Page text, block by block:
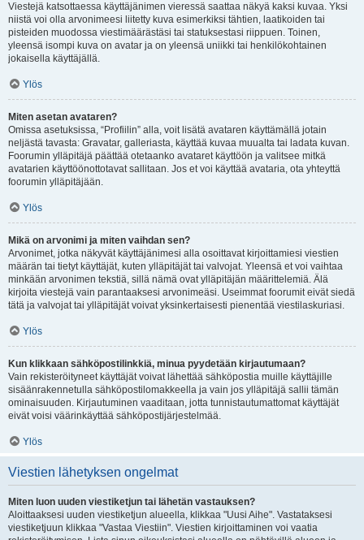
Viestejä katsottaessa käyttäjänimen vieressä saattaa näkyä kaksi kuvaa. Yksi
niistä voi olla arvonimeesi liitetty kuva esimerkiksi tähtien, laatikoiden tai
pisteiden muodossa viestimäärästäsi tai statuksestasi riippuen. Toinen,
yleensä isompi kuva on avatar ja on yleensä uniikki tai henkilökohtainen
jokaisella käyttäjällä.
Ylös
Miten asetan avataren?
Omissa asetuksissa, “Profiilin” alla, voit lisätä avataren käyttämällä jotain
neljästä tavasta: Gravatar, galleriasta, käyttää kuvaa muualta tai ladata kuvan.
Foorumin ylläpitäjä päättää otetaanko avataret käyttöön ja valitsee mitkä
avatarien käyttöönottotavat sallitaan. Jos et voi käyttää avataria, ota yhteyttä
foorumin ylläpitäjään.
Ylös
Mikä on arvonimi ja miten vaihdan sen?
Arvonimet, jotka näkyvät käyttäjänimesi alla osoittavat kirjoittamiesi viestien
määrän tai tietyt käyttäjät, kuten ylläpitäjät tai valvojat. Yleensä et voi vaihtaa
minkään arvonimen tekstiä, sillä nämä ovat ylläpitäjän määrittelemiä. Älä
kirjoita viestejä vain parantaaksesi arvonimeäsi. Useimmat foorumit eivät siedä
tätä ja valvojat tai ylläpitäjät voivat yksinkertaisesti pienentää viestilaskuriasi.
Ylös
Kun klikkaan sähköpostilinkkiä, minua pyydetään kirjautumaan?
Vain rekisteröityneet käyttäjät voivat lähettää sähköpostia muille käyttäjille
sisäänrakennetulla sähköpostilomakkeella ja vain jos ylläpitäjä sallii tämän
ominaisuuden. Kirjautuminen vaaditaan, jotta tunnistautumattomat käyttäjät
eivät voisi väärinkäyttää sähköpostijärjestelmää.
Ylös
Viestien lähetyksen ongelmat
Miten luon uuden viestiketjun tai lähetän vastauksen?
Aloittaaksesi uuden viestiketjun alueella, klikkaa "Uusi Aihe". Vastataksesi
viestiketjuun klikkaa "Vastaa Viestiin". Viestien kirjoittaminen voi vaatia